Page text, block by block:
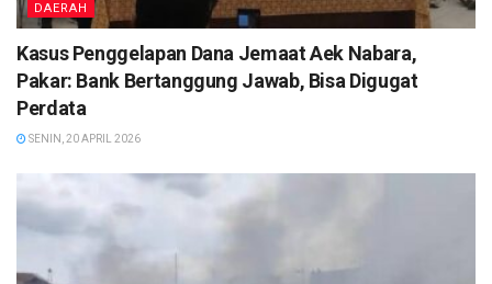
DAERAH
Kasus Penggelapan Dana Jemaat Aek Nabara,
Pakar: Bank Bertanggung Jawab, Bisa Digugat
Perdata
SENIN, 20 APRIL 2026